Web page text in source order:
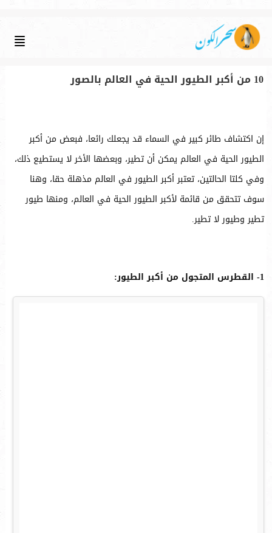
10 من أكبر الطيور الحية في العالم بالصور
إن اكتشاف طائر كبير في السماء قد يجعلك رائعا، فبعض من أكبر
الطيور الحية في العالم يمكن أن تطير، وبعضها الأخر لا يستطيع ذلك،
وفي كلتا الحالتين، تعتبر أكبر الطيور في العالم مذهلة حقا، وهنا
سوف تتحقق من قائمة لأكبر الطيور الحية في العالم، ومنها طيور
تطير وطيور لا تطير.
1- القطرس المتجول من أكبر الطيور: